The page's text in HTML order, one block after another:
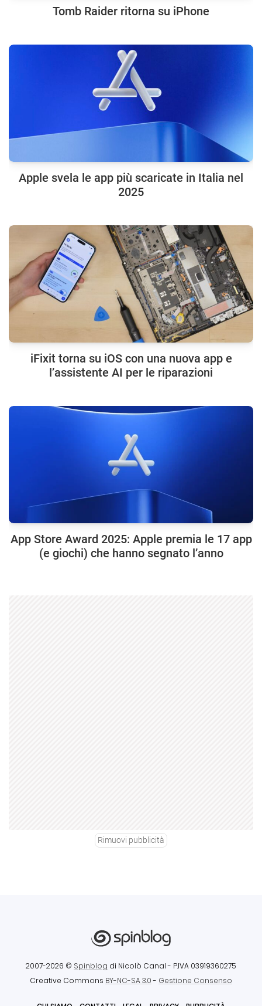
Tomb Raider ritorna su iPhone
Apple svela le app più scaricate in Italia nel
2025
iFixit torna su iOS con una nuova app e
l’assistente AI per le riparazioni
App Store Award 2025: Apple premia le 17 app
(e giochi) che hanno segnato l’anno
Rimuovi pubblicità
2007-2026 © Spinblog di Nicolò Canal - P.IVA 03919360275
Creative Commons BY-NC-SA 3.0- Gestione Consenso